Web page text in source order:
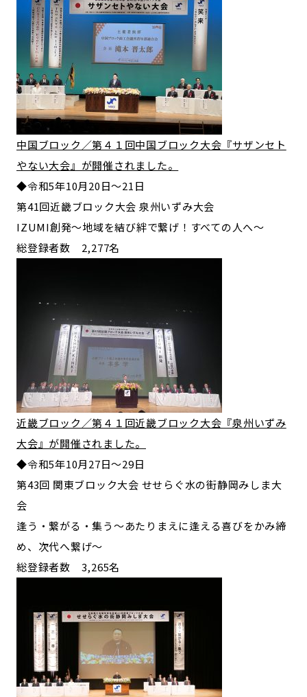
中国ブロック／第４１回中国ブロック大会『サザンセト
やない大会』が開催されました。
◆令和5年10月20日～21日
第41回近畿ブロック大会 泉州いずみ大会
IZUMI創発～地域を結び絆で繋げ！すべての人へ～
総登録者数 2,277名
近畿ブロック／第４１回近畿ブロック大会『泉州いずみ
大会』が開催されました。
◆令和5年10月27日～29日
第43回 関東ブロック大会 せせらぐ水の街静岡みしま大
会
逢う・繋がる・集う～あたりまえに逢える喜びをかみ締
め、次代へ繋げ～
総登録者数 3,265名